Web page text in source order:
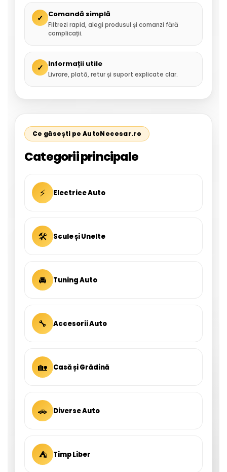
✓ Comandă simplă
Filtrezi rapid, alegi produsul și comanzi fără
complicații.
✓ Informații utile
Livrare, plată, retur și suport explicate clar.
Ce găsești pe AutoNecesar.ro
Categorii principale
⚡ Electrice Auto
🛠 Scule și Unelte
🚘 Tuning Auto
🔧 Accesorii Auto
🏡 Casă și Grădină
🚗 Diverse Auto
⛺ Timp Liber